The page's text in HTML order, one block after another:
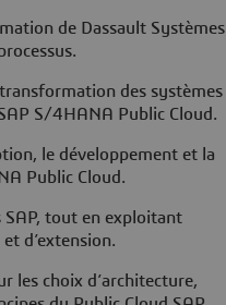
de Dassault Systèmes
des systèmes
S/4HANA Public Cloud.
le développement et la
Public Cloud.
SAP, tout en exploitant
d’extension.
les choix d’architecture,